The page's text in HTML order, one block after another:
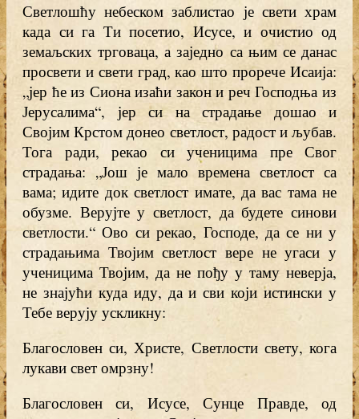
Светлошћу небеском заблистао је свети храм
када си га Ти посетио, Исусе, и очистио од
земаљских трговаца, а заједно са њим се данас
просвети и свети град, као што прорече Исаија:
„јер ће из Сиона изаћи закон и реч Господња из
Јерусалима“, јер си на страдање дошао и
Својим Крстом донео светлост, радост и љубав.
Тога ради, рекао си ученицима пре Свог
страдања: „Још је мало времена светлост са
вама; идите док светлост имате, да вас тама не
обузме. Верујте у светлост, да будете синови
светлости.“ Ово си рекао, Господе, да се ни у
страдањима Твојим светлост вере не угаси у
ученицима Твојим, да не пођу у таму неверја,
не знајући куда иду, да и сви који истински у
Тебе верују ускликну:
Благословен си, Христе, Светлости свету, кога
лукави свет омрзну!
Благословен си, Исусе, Сунце Правде, од